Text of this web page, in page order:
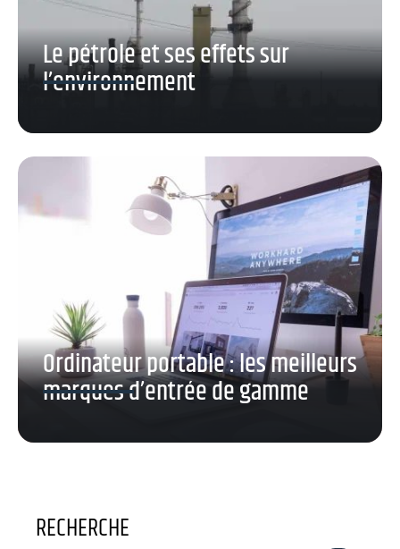
Le pétrole et ses effets sur
l’environnement
Ordinateur portable : les meilleurs
marques d’entrée de gamme
RECHERCHE